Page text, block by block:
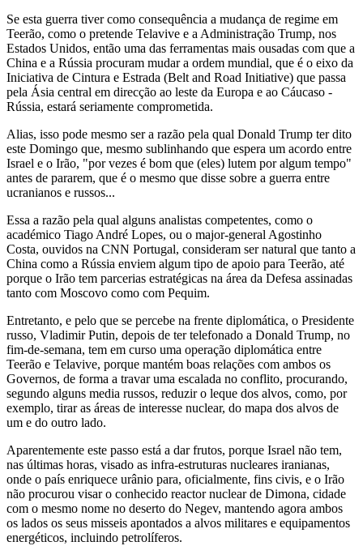
Se esta guerra tiver como consequência a mudança de regime em
Teerão, como o pretende Telavive e a Administração Trump, nos
Estados Unidos, então uma das ferramentas mais ousadas com que a
China e a Rússia procuram mudar a ordem mundial, que é o eixo da
Iniciativa de Cintura e Estrada (Belt and Road Initiative) que passa
pela Ásia central em direcção ao leste da Europa e ao Cáucaso -
Rússia, estará seriamente comprometida.
Alias, isso pode mesmo ser a razão pela qual Donald Trump ter dito
este Domingo que, mesmo sublinhando que espera um acordo entre
Israel e o Irão, "por vezes é bom que (eles) lutem por algum tempo"
antes de pararem, que é o mesmo que disse sobre a guerra entre
ucranianos e russos...
Essa a razão pela qual alguns analistas competentes, como o
académico Tiago André Lopes, ou o major-general Agostinho
Costa, ouvidos na CNN Portugal, consideram ser natural que tanto a
China como a Rússia enviem algum tipo de apoio para Teerão, até
porque o Irão tem parcerias estratégicas na área da Defesa assinadas
tanto com Moscovo como com Pequim.
Entretanto, e pelo que se percebe na frente diplomática, o Presidente
russo, Vladimir Putin, depois de ter telefonado a Donald Trump, no
fim-de-semana, tem em curso uma operação diplomática entre
Teerão e Telavive, porque mantém boas relações com ambos os
Governos, de forma a travar uma escalada no conflito, procurando,
segundo alguns media russos, reduzir o leque dos alvos, como, por
exemplo, tirar as áreas de interesse nuclear, do mapa dos alvos de
um e do outro lado.
Aparentemente este passo está a dar frutos, porque Israel não tem,
nas últimas horas, visado as infra-estruturas nucleares iranianas,
onde o país enriquece urânio para, oficialmente, fins civis, e o Irão
não procurou visar o conhecido reactor nuclear de Dimona, cidade
com o mesmo nome no deserto do Negev, mantendo agora ambos
os lados os seus misseis apontados a alvos militares e equipamentos
energéticos, incluindo petrolíferos.